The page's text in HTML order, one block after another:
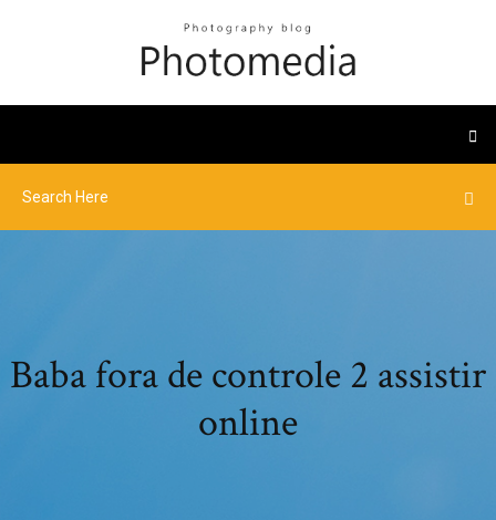
Baba fora de controle 2 assistir
online